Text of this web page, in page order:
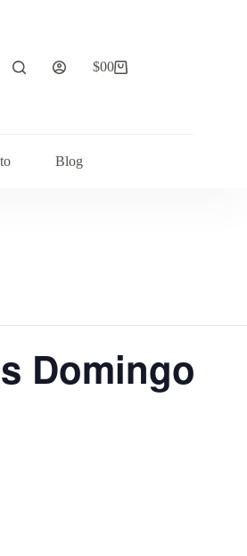
Carrito
$00
Blog
Domingo